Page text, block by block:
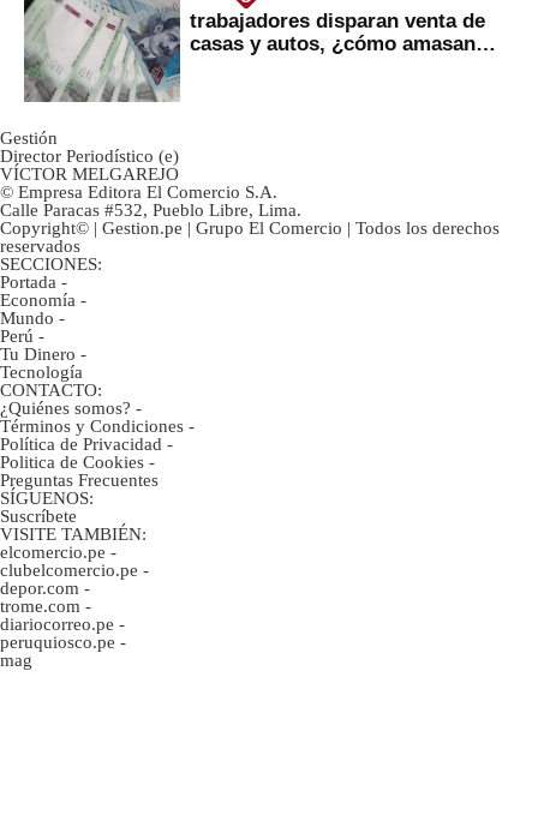
trabajadores disparan venta de
casas y autos, ¿cómo amasan
Gestión
Director Periodístico (e)
VÍCTOR MELGAREJO
© Empresa Editora El Comercio S.A.
Calle Paracas #532, Pueblo Libre, Lima.
Copyright© | Gestion.pe | Grupo El Comercio | Todos los derechos
reservados
SECCIONES:
Portada -
Economía -
Mundo -
Perú -
Tu Dinero -
Tecnología
CONTACTO:
¿Quiénes somos? -
Términos y Condiciones -
Política de Privacidad -
Politica de Cookies -
Preguntas Frecuentes
SÍGUENOS:
Suscríbete
VISITE TAMBIÉN:
elcomercio.pe -
clubelcomercio.pe -
depor.com -
trome.com -
diariocorreo.pe -
peruquiosco.pe -
mag